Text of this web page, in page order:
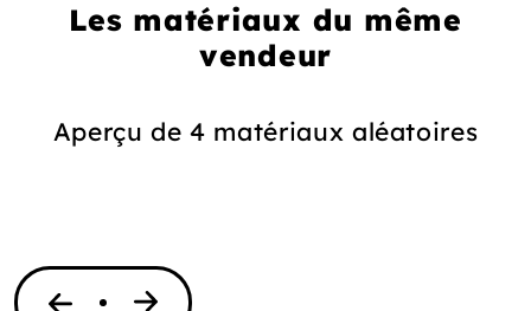
Les matériaux du même
vendeur
Aperçu de 4 matériaux aléatoires